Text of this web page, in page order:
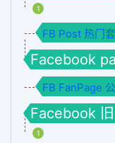
1
FB Post 热门
Facebook
FB FanPage
Facebook
1